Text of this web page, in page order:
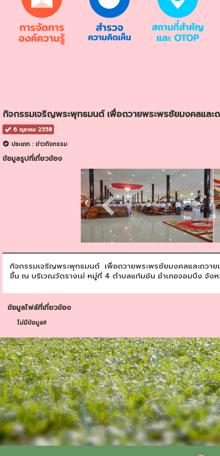
กิจกรรมเจริญพระพุทธมนต์ เพื่อถวายพระพรชัยมงคลและ
6 ตุลาคม 2558
ประเภท : ข่าวกิจกรรม
ข้อมูลรูปที่เกี่ยวข้อง
กิจกรรมเจริญพระพุทธมนต์ เพื่อถวายพระพรชัยมงคลและถวาย
ขึ้น ณ บริเวณวัดรางเฆ่ หมู่ที่ 4 ตำบลแก้มอ้น อำเภอจอมบึง จัง
ข้อมูลไฟล์ที่เกี่ยวข้อง
ไม่มีข้อมูล!!